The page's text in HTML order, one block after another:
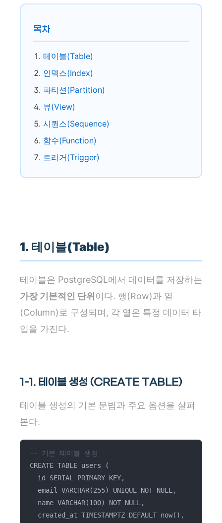
목차
테이블(Table)
인덱스(Index)
파티션(Partition)
뷰(View)
시퀀스(Sequence)
함수(Function)
트리거(Trigger)
1. 테이블(Table)
테이블은 PostgreSQL에서 데이터를 저장하는
가장 기본적인 단위 이다. 행(Row)과 열
(Column)로 구성되며, 각 열은 특정 데이터 타
입을 가진다.
1-1. 테이블 생성 (CREATE TABLE)
테이블 생성의 기본 문법과 주요 옵션을 살펴
본다.
-- 기본 테이블 생성
CREATE TABLE users (
id SERIAL PRIMARY KEY,
email VARCHAR(255) UNIQUE NOT NULL,
name VARCHAR(100) NOT NULL,
created_at TIMESTAMPTZ DEFAULT now(),